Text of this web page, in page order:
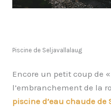
Piscine de Seljavallalaug
Encore un petit coup de
l’embranchement de la
piscine d’eau chaude